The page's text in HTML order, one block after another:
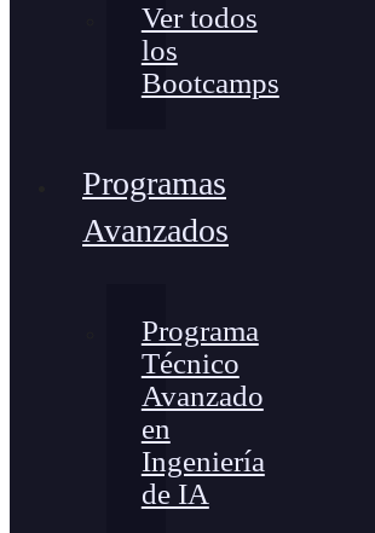
Ver todos
los
Bootcamps
Programas
Avanzados
Programa
Técnico
Avanzado
en
Ingeniería
de IA